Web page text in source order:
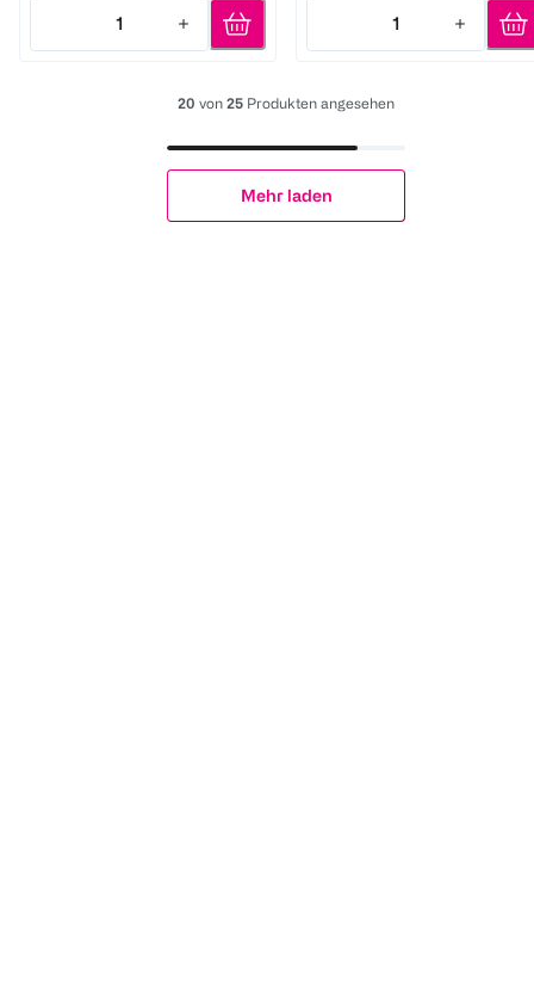
1
Quantity: 1
1
Quantity: 1
20 von 25 Produkten angesehen
Mehr laden